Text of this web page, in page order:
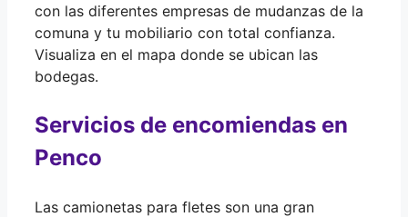
con las diferentes empresas de mudanzas de la
comuna y tu mobiliario con total confianza.
Visualiza en el mapa donde se ubican las
bodegas.
Servicios de encomiendas en
Penco
Las camionetas para fletes son una gran